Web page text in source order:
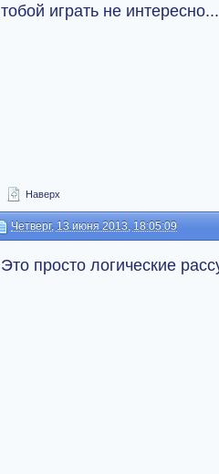
тобой играть не
Наверх
Четверг, 13 июня 2013, 18:05:09
Это просто логические